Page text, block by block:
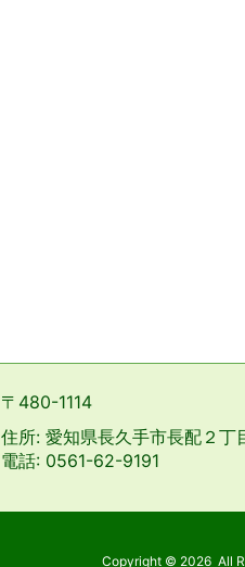
〒480-1114
住所: 愛知県長久手市長配２丁
電話: 0561-62-9191
Copyright © 2026 All